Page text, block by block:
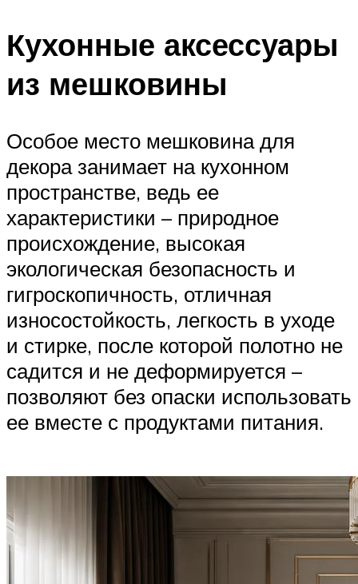
Кухонные аксессуары
из мешковины
Особое место мешковина для
декора занимает на кухонном
пространстве, ведь ее
характеристики – природное
происхождение, высокая
экологическая безопасность и
гигроскопичность, отличная
износостойкость, легкость в уходе
и стирке, после которой полотно не
садится и не деформируется –
позволяют без опаски использовать
ее вместе с продуктами питания.